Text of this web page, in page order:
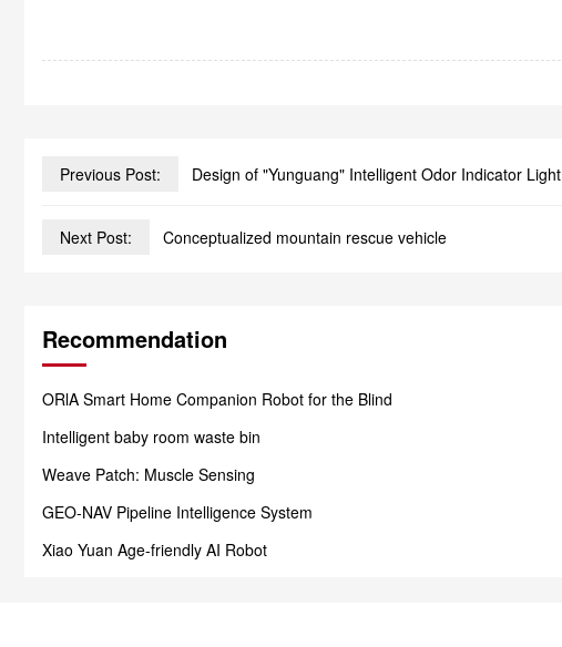
Previous Post: Design of "Yunguang" Intelligent Odor Indicator Light
Next Post: Conceptualized mountain rescue vehicle
Recommendation
ORlA Smart Home Companion Robot for the Blind
Intelligent baby room waste bin
Weave Patch: Muscle Sensing
GEO-NAV Pipeline Intelligence System
Xiao Yuan Age-friendly AI Robot